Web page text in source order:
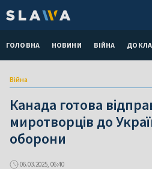
ГОЛОВНА НОВИНИ ВІЙНА
Війна
Канада готова
миротворців до
оборони
06.03.2025, 06:40